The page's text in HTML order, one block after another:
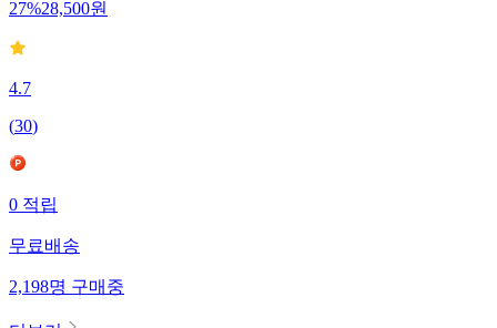
27%28,500원
4.7
(30)
0적립
무료배송
2,198명구매중